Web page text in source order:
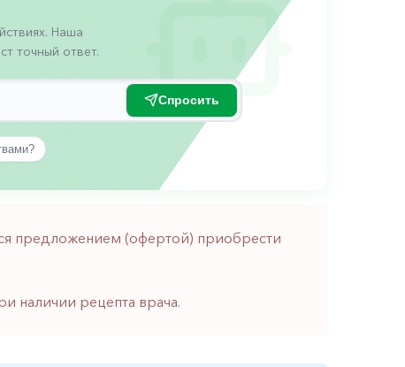
Наша
точный ответ.
Спросить
предложением (офертой) приобрести
наличии рецепта врача.